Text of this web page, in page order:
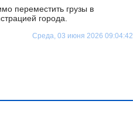
переместить грузы в
города.
Среда, 03 июня 2026 09:04:42